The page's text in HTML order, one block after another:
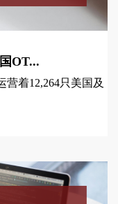
OT...
营着12,264只美国及